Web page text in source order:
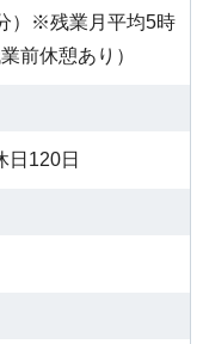
）※残業月平均5時
前休憩あり）
日120日